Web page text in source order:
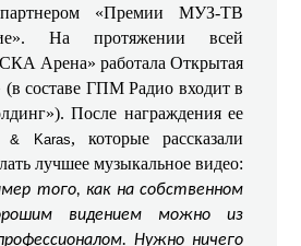
«Премии МУЗ-ТВ
На протяжении всей
Арена» работала Открытая
(в составе ГПМ Радио входит в
После награждения ее
& Karas, которые рассказали
лучшее музыкальное видео:
того, как на собственном
видением можно из
Нужно ничего